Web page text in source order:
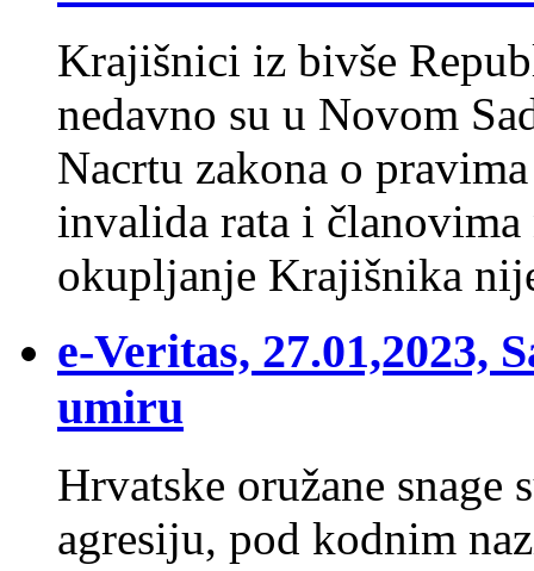
Krajišnici iz bivše
nedavno su u Novom
Nacrtu zakona o
invalida rata i
okupljanje Krajišnika
е-Veritas, 27.01,2023,
umiru
Hrvatske oružane snage
agresiju, pod kodnim